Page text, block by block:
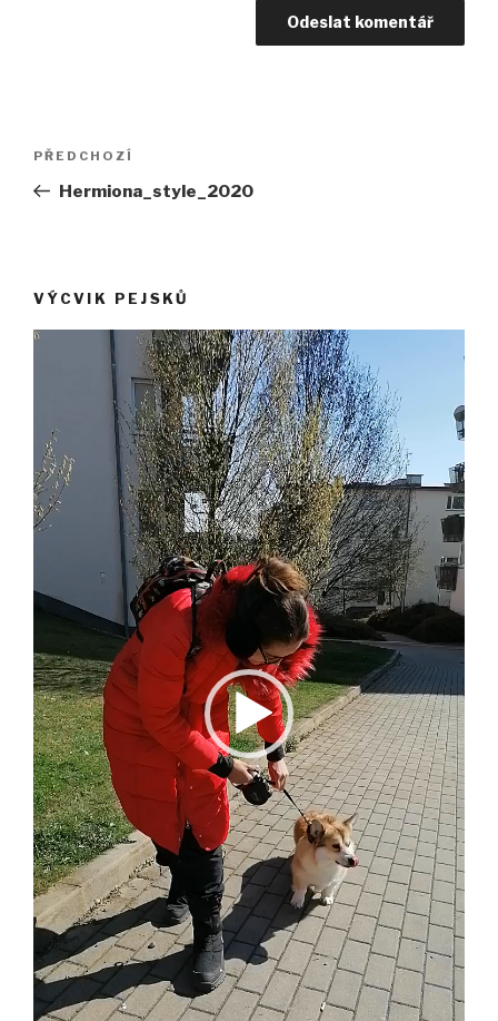
Navigace
příspěvek
Předchozí
příspěvek
PŘEDCHOZÍ
Hermiona_style_2020
VÝCVIK PEJSKŮ
Video